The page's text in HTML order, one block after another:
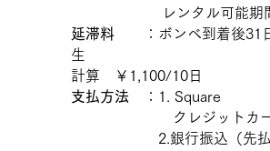
レンタル可能期間
延滞料 ：ボンベ到着後31
生
計算 ￥1,100/10日
支払方法 ：1.
クレジ
2.銀行振込（先払